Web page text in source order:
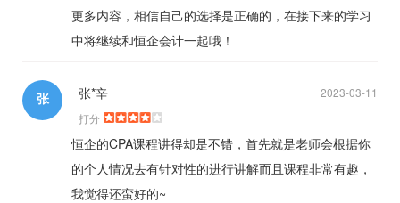
更多内容，相信自己的选择是正确的，在接下来的学习
中将继续和恒企会计一起哦！
张 2023-03-11
张*辛
打分
恒企的CPA课程讲得却是不错，首先就是老师会根据你
的个人情况去有针对性的进行讲解而且课程非常有趣，
我觉得还蛮好的~